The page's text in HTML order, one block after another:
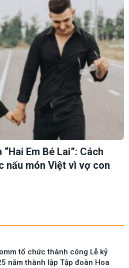
Em Bé Lai”: Cách
nấu món Việt vì vợ con
tổ chức thành công Lễ kỷ
năm thành lập Tập đoàn Hoa